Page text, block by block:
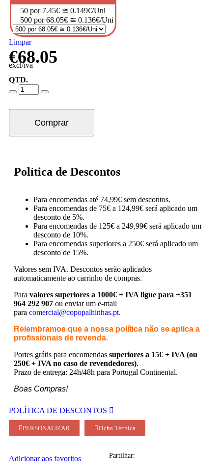
50 por 7.45€ ≅ 0.149€/Uni
500 por 68.05€ ≅ 0.136€/Uni
Limpar
€68.05
excl/iva
QTD.
Comprar
Política de Descontos
Para encomendas até 74,99€ sem descontos.
Para encomendas de 75€ a 124,99€ será aplicado um
desconto de 5%.
Para encomendas de 125€ a 249,99€ será aplicado um
desconto de 10%.
Para encomendas superiores a 250€ será aplicado um
desconto de 15%.
Valores sem IVA. Descontos serão aplicados
automaticamente ao carrinho de compras.
Para valores superiores a 1000€ + IVA ligue para +351
964 292 907 ou enviar um e-mail
para comercial@copopalhinhas.pt.
Relembramos que a nossa política não se aplica a
profissionais de revenda.
Portes grátis para encomendas superiores a 15€ + IVA (ou
250€ + IVA no caso de revendedores).
Prazo de entrega: 24h/48h para Portugal Continental.
Boas Compras!
POLÍTICA DE DESCONTOS
PERSONALIZAR Ficha Técnica
Adicionar aos favoritos Partilhar: